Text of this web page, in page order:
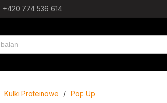
+420 774 536 614
Kulki Proteinowe / Pop Up